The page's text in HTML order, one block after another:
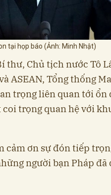
tại họp báo (Ảnh: Minh Nhật)
thư, Chủ tịch nước Tô
ASEAN, Tổng thống
trọng liên quan tới ổn
trọng quan hệ với
cảm ơn sự đón tiếp
người bạn Pháp đã